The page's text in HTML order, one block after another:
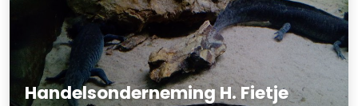
Handelsonderneming H. Fietje